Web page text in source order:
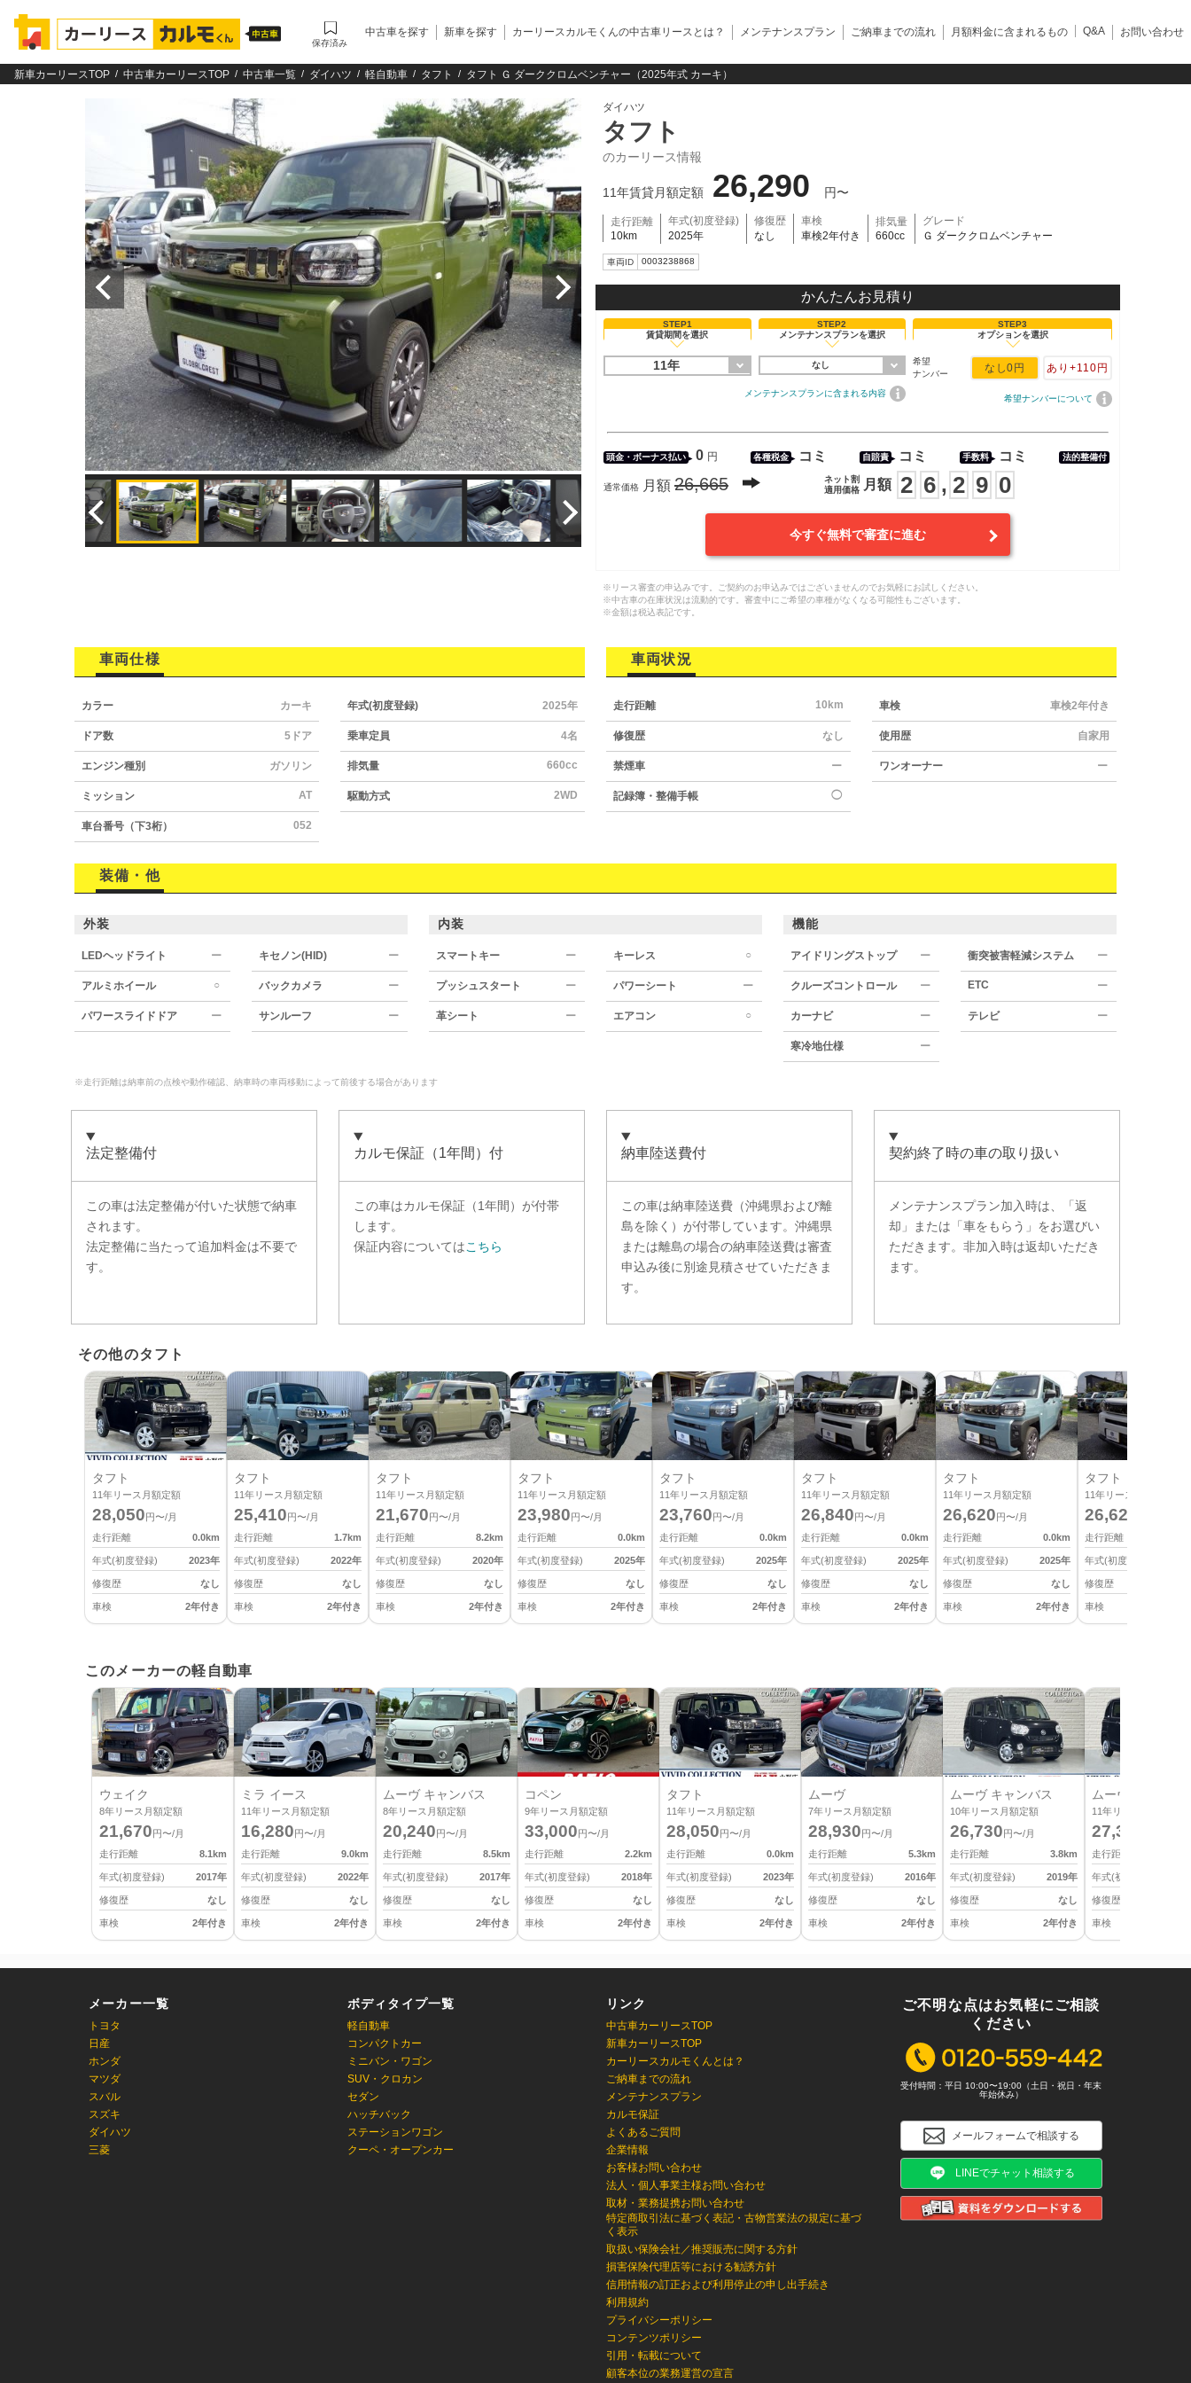
保存済み
中古車を探す 新車を探す カーリースカルモくんの中古車リースとは？ メンテナンスプラン ご納車までの流れ 月額料金に含まれるもの Q&A お問い合わせ
新車カーリースTOP 中古車カーリースTOP 中古車一覧 ダイハツ 軽自動車 タフト タフト Ｇ ダーククロムベンチャー（2025年式 カーキ）
ダイハツ
タフト
のカーリース情報
11年賃貸月額定額 26,290 円〜
走行距離
10km
年式(初度登録)
2025年
修復歴
なし
車検
車検2年付き
排気量
660cc
グレード
Ｇ ダーククロムベンチャー
車両ID 0003238868
かんたんお見積り
STEP1
賃貸期間を選択
11年
STEP2
メンテナンスプランを選択
なし
メンテナンスプランに含まれる内容
STEP3
オプションを選択
希望
ナンバー
なし0円 あり +110円
希望ナンバーについて
頭金・ボーナス払い 0 円 各種税金 コミ 自賠責 コミ 手数料 コミ 法的整備付
通常価格 月額 26,665
ネット割
適用価格
月額 2 6 , 2 9 0
今すぐ無料で審査に進む
※リース審査の申込みです。ご契約のお申込みではございませんのでお気軽にお試しください。
※中古車の在庫状況は流動的です。審査中にご希望の車種がなくなる可能性もございます。
※金額は税込表記です。
車両仕様
カラー カーキ 年式(初度登録) 2025年
ドア数 5ドア 乗車定員 4名
エンジン種別 ガソリン 排気量 660cc
ミッション AT 駆動方式 2WD
車台番号（下3桁） 052
車両状況
走行距離 10km 車検 車検2年付き
修復歴 なし 使用歴 自家用
禁煙車 ー ワンオーナー ー
記録簿・整備手帳 ◯
装備・他
外装
LEDヘッドライト ー キセノン(HID) ー
アルミホイール ○ バックカメラ ー
パワースライドドア ー サンルーフ ー
内装
スマートキー ー キーレス ○
プッシュスタート ー パワーシート ー
革シート ー エアコン ○
機能
アイドリングストップ ー 衝突被害軽減システム ー
クルーズコントロール ー ETC ー
カーナビ ー テレビ ー
寒冷地仕様 ー
※走行距離は納車前の点検や動作確認、納車時の車両移動によって前後する場合があります
法定整備付
この車は法定整備が付いた状態で納車
されます。
法定整備に当たって追加料金は不要で
す。
カルモ保証（1年間）付
この車はカルモ保証（1年間） が付帯
します。
保証内容についてはこちら
納車陸送費付
この車は納車陸送費（沖縄県および離
島を除く）が付帯しています。沖縄県
または離島の場合の納車陸送費は審査
申込み後に別途見積させていただきま
す。
契約終了時の車の取り扱い
メンテナンスプラン加入時は、「返
却」または「車をもらう」をお選びい
ただきます。非加入時は返却いただき
ます。
その他のタフト
タフト
11年リース月額定額
28,050 円〜/月
走行距離
0.0km
年式(初度登録) 2023年
修復歴 なし
車検 2年付き
タフト
11年リース月額定額
25,410 円〜/月
走行距離
1.7km
年式(初度登録) 2022年
修復歴 なし
車検 2年付き
タフト
11年リース月額定額
21,670 円〜/月
走行距離
8.2km
年式(初度登録) 2020年
修復歴 なし
車検 2年付き
タフト
11年リース月額定額
23,980 円〜/月
走行距離
0.0km
年式(初度登録) 2025年
修復歴 なし
車検 2年付き
タフト
11年リース月額定額
23,760 円〜/月
走行距離
0.0km
年式(初度登録) 2025年
修復歴 なし
車検 2年付き
タフト
11年リース月額定額
26,840 円〜/月
走行距離
0.0km
年式(初度登録) 2025年
修復歴 なし
車検 2年付き
タフト
11年リース月額定額
26,620 円〜/月
走行距離
0.0km
年式(初度登録) 2025年
修復歴 なし
車検 2年付き
タフト
11年リース月額定額
26,620
走行距離
年式(初度登録)
修復歴
車検
このメーカーの軽自動車
ウェイク
8年リース月額定額
21,670 円〜/月
走行距離
8.1km
年式(初度登録) 2017年
修復歴 なし
車検 2年付き
ミラ イース
11年リース月額定額
16,280 円〜/月
走行距離
9.0km
年式(初度登録) 2022年
修復歴 なし
車検 2年付き
ムーヴ キャンバス
8年リース月額定額
20,240 円〜/月
走行距離
8.5km
年式(初度登録) 2017年
修復歴 なし
車検 2年付き
コペン
9年リース月額定額
33,000 円〜/月
走行距離
2.2km
年式(初度登録) 2018年
修復歴 なし
車検 2年付き
タフト
11年リース月額定額
28,050 円〜/月
走行距離
0.0km
年式(初度登録) 2023年
修復歴 なし
車検 2年付き
ムーヴ
7年リース月額定額
28,930 円〜/月
走行距離
5.3km
年式(初度登録) 2016年
修復歴 なし
車検 2年付き
ムーヴ キャンバス
10年リース月額定額
26,730 円〜/月
走行距離
3.8km
年式(初度登録) 2019年
修復歴 なし
車検 2年付き
ムーヴ キャンバ
11年リース月額定額
27,390
走行距離
年式(初度登録)
修復歴
車検
メーカー一覧
トヨタ
日産
ホンダ
マツダ
スバル
スズキ
ダイハツ
三菱
ボディタイプ一覧
軽自動車
コンパクトカー
ミニバン・ワゴン
SUV・クロカン
セダン
ハッチバック
ステーションワゴン
クーペ・オープンカー
リンク
中古車カーリースTOP
新車カーリースTOP
カーリースカルモくんとは？
ご納車までの流れ
メンテナンスプラン
カルモ保証
よくあるご質問
企業情報
お客様お問い合わせ
法人・個人事業主様お問い合わせ
取材・業務提携お問い合わせ
特定商取引法に基づく表記・古物営業法の規定に基づ
く表示
取扱い保険会社／推奨販売に関する方針
損害保険代理店等における勧誘方針
信用情報の訂正および利用停止の申し出手続き
利用規約
プライバシーポリシー
コンテンツポリシー
引用・転載について
顧客本位の業務運営の宣言
ご不明な点はお気軽にご相談
ください
受付時間：平日 10:00〜19:00（土日・祝日・年末
年始休み）
メールフォームで相談する
LINEでチャット相談する